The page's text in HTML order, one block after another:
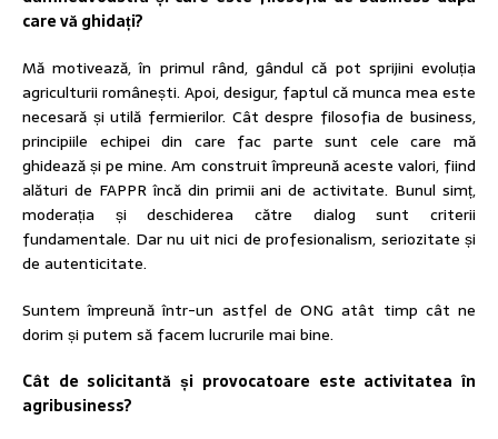
care vă ghidați?
Mă motivează, în primul rând, gândul că pot sprijini evoluția
agriculturii românești. Apoi, desigur, faptul că munca mea este
necesară și utilă fermierilor. Cât despre filosofia de business,
principiile echipei din care fac parte sunt cele care mă
ghidează și pe mine. Am construit împreună aceste valori, fiind
alături de FAPPR încă din primii ani de activitate. Bunul simț,
moderația și deschiderea către dialog sunt criterii
fundamentale. Dar nu uit nici de profesionalism, seriozitate și
de autenticitate.
Suntem împreună într-un astfel de ONG atât timp cât ne
dorim și putem să facem lucrurile mai bine.
Cât de solicitantă și provocatoare este activitatea în
agribusiness?